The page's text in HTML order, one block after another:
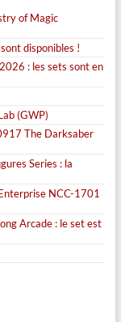
of Magic
disponibles !
: les sets sont en
(GWP)
The Darksaber
Series : la
NCC-1701
Arcade : le set est